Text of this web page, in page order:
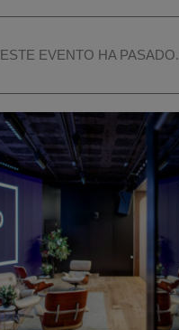
ESTE EVENTO HA PASADO.